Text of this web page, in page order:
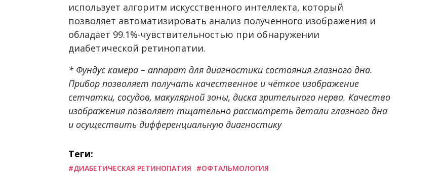
использует алгоритм искусственного интеллекта, который
позволяет автоматизировать анализ полученного изображения и
обладает 99.1%-чувствительностью при обнаружении
диабетической ретинопатии.
* Фундус камера – аппарат для диагностики состояния глазного дна.
Прибор позволяет получать качественное и чёткое изображение
сетчатки, сосудов, макулярной зоны, диска зрительного нерва. Качество
изображения позволяет тщательно рассмотреть детали глазного дна
и осуществить дифференциальную диагностику
Теги:
#ДИАБЕТИЧЕСКАЯ РЕТИНОПАТИЯ #ОФТАЛЬМОЛОГИЯ